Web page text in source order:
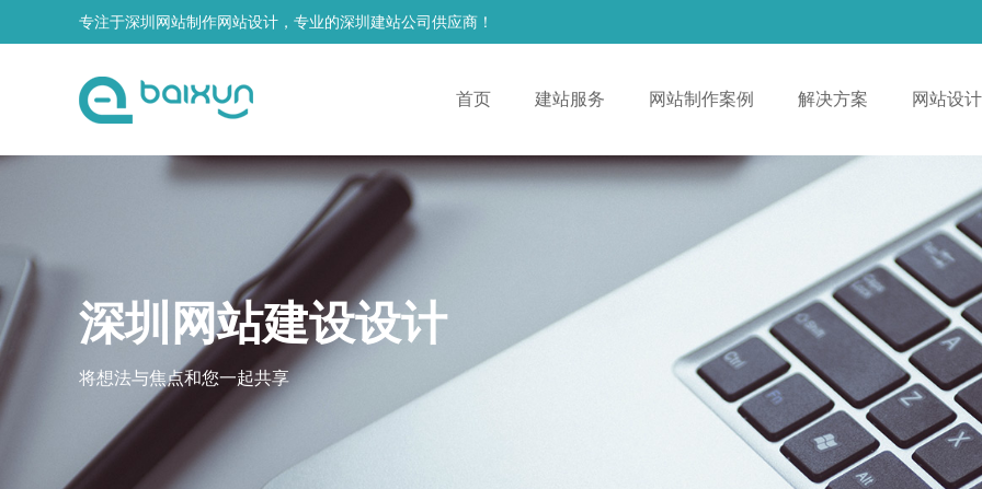
专注于深圳网站制作网站设计，专业的深圳建站公司供应商！
首页 建站服务 网站制作案例 解决方案 网站设
深圳网站建设设计
将想法与焦点和您一起共享